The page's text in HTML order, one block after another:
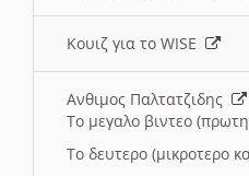
Κουιζ για το WISE
Ανθιμος Παλτατζιδης
Το μεγαλο βιντεο
Το δευτερο (μικροτερο